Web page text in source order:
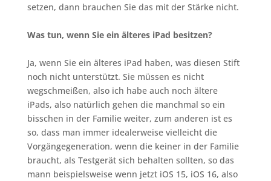
setzen, dann brauchen Sie das mit der Stärke nicht.
Was tun, wenn Sie ein älteres iPad besitzen?
Ja, wenn Sie ein älteres iPad haben, was diesen Stift
noch nicht unterstützt. Sie müssen es nicht
wegschmeißen, also ich habe auch noch ältere
iPads, also natürlich gehen die manchmal so ein
bisschen in der Familie weiter, zum anderen ist es
so, dass man immer idealerweise vielleicht die
Vorgängegeneration, wenn die keiner in der Familie
braucht, als Testgerät sich behalten sollten, so das
mann beispielsweise wenn jetzt iOS 15, iOS 16, also